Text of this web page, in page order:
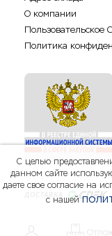
О компании
Пользовательское
Политика
С целью
данном сайте
даете свое согласие на
с нашей